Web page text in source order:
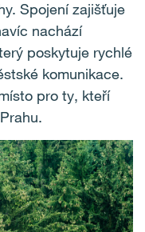
Spojení zajišťuje
nachází
poskytuje rychlé
komunikace.
pro ty, kteří